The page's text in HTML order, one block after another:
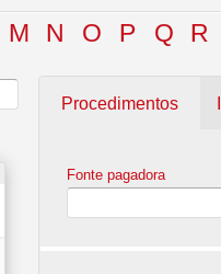
M N O P Q R
Procedimentos
Fonte pagadora